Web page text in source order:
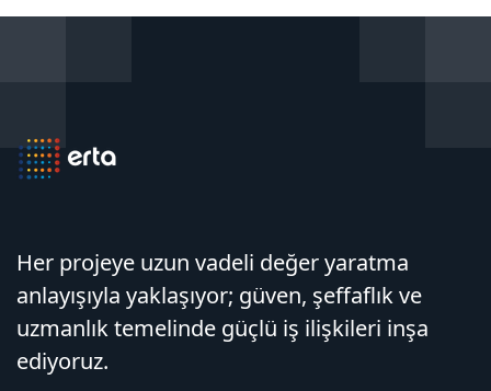
Her projeye uzun vadeli değer yaratma
anlayışıyla yaklaşıyor; güven, şeffaflık ve
uzmanlık temelinde güçlü iş ilişkileri inşa
ediyoruz.